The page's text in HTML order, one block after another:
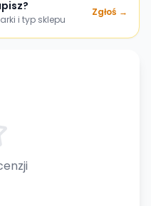
i typ sklepu
Zgłoś →